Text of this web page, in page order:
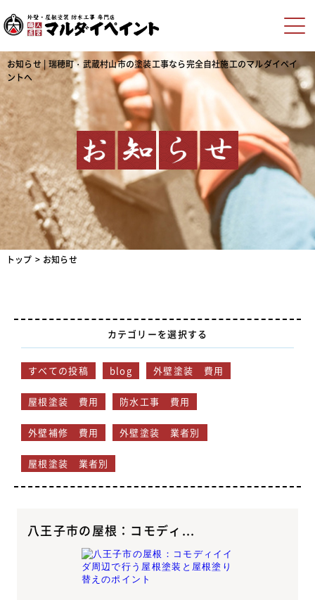
お知らせ | 瑞穂町・武蔵村山市の塗装工事なら完全自社施工のマルダイペイ
ントへ
トップ お知らせ
カテゴリーを選択する
すべての投稿 blog 外壁塗装 費用
屋根塗装 費用 防水工事 費用
外壁補修 費用 外壁塗装 業者別
屋根塗装 業者別
八王子市の屋根：コモディ...